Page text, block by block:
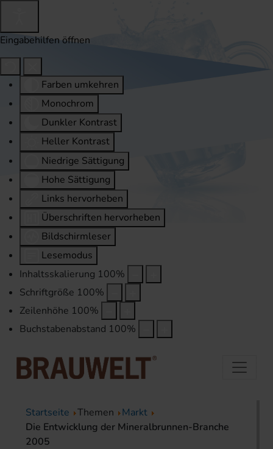
Eingabehilfen öffnen
Farben umkehren
Monochrom
Dunkler Kontrast
Heller Kontrast
Niedrige Sättigung
Hohe Sättigung
Links hervorheben
Überschriften hervorheben
Bildschirmleser
Lesemodus
Inhaltsskalierung 100%
Schriftgröße 100%
Zeilenhöhe 100%
Buchstabenabstand 100%
Startseite Themen
Markt
Die Entwicklung der Mineralbrunnen-Branche
2005